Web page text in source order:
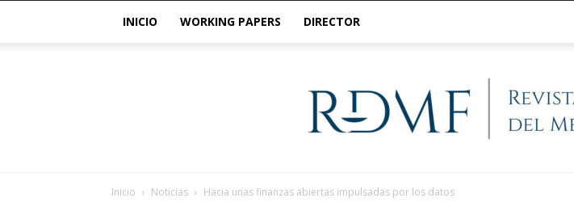
INICIO WORKING PAPERS DIRECTOR
Inicio Noticias Hacia unas finanzas abiertas impulsadas por los datos